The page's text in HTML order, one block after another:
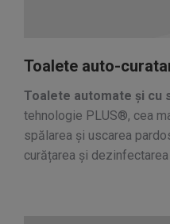
Toalete auto-
Toalete automate și cu
tehnologie PLUS®, cea
spălarea și uscarea
curățarea și